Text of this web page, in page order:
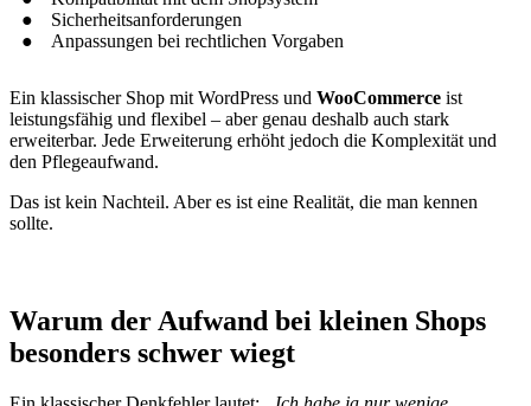
Sicherheitsanforderungen
Anpassungen bei rechtlichen Vorgaben
Ein klassischer Shop mit WordPress und WooCommerce ist
leistungsfähig und flexibel – aber genau deshalb auch stark
erweiterbar. Jede Erweiterung erhöht jedoch die Komplexität und
den Pflegeaufwand.
Das ist kein Nachteil. Aber es ist eine Realität, die man kennen
sollte.
Warum der Aufwand bei kleinen Shops
besonders schwer wiegt